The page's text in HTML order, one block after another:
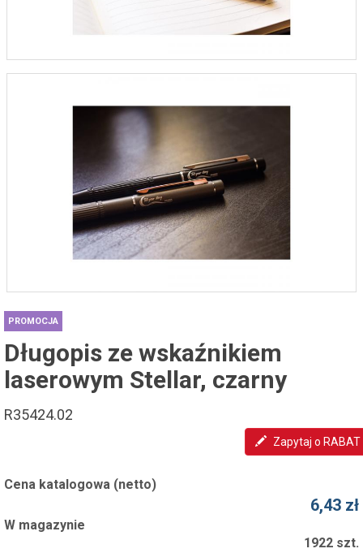
PROMOCJA
Długopis ze wskaźnikiem
laserowym Stellar, czarny
R35424.02
Zapytaj o RABAT
Cena katalogowa (netto)
6,43 zł
W magazynie
1922 szt.